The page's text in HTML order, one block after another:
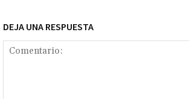
DEJA UNA RESPUESTA